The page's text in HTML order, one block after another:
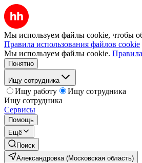
Мы используем файлы cookie, чтобы
Правила использования файлов cookie
Мы используем файлы cookie.
Понятно
Ищу сотрудника
Ищу работу
Ищу сотрудника
Ищу сотрудника
Сервисы
Помощь
Ещё
Поиск
Александровка (Московская область)